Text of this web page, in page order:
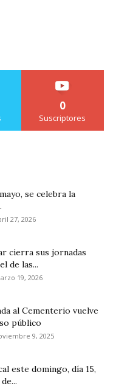
0
Suscriptores
se celebra la
27, 2026
cierra sus jornadas
de las...
19, 2026
al Cementerio vuelve
público
9, 2025
este domingo, día 15,